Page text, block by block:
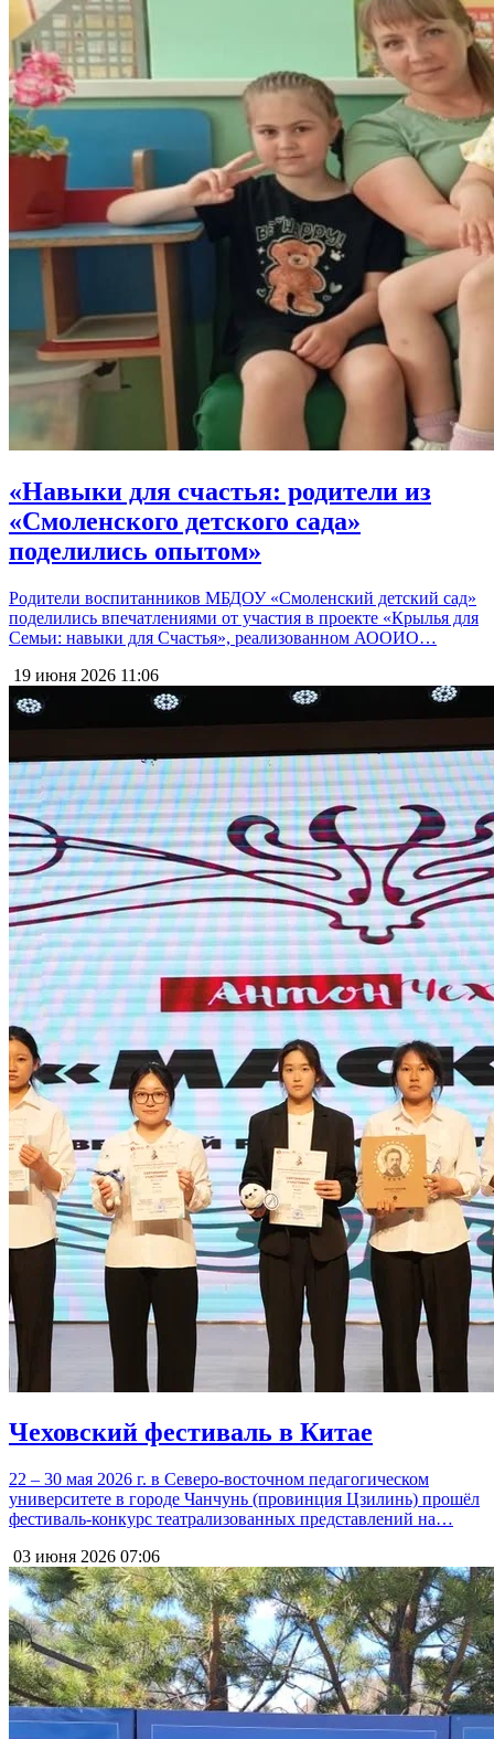
«Навыки для счастья: родители из
«Смоленского детского сада»
поделились опытом»
Родители воспитанников МБДОУ «Смоленский детский сад»
поделились впечатлениями от участия в проекте «Крылья для
Семьи: навыки для Счастья», реализованном АООИО…
19 июня 2026 11:06
Чеховский фестиваль в Китае
22 – 30 мая 2026 г. в Северо-восточном педагогическом
университете в городе Чанчунь (провинция Цзилинь) прошёл
фестиваль-конкурс театрализованных представлений на…
03 июня 2026 07:06